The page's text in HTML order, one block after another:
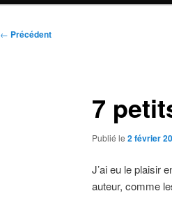
Navigation
← Précédent
7
Publié le 2 février
J’ai eu le plaisir
auteur, comme